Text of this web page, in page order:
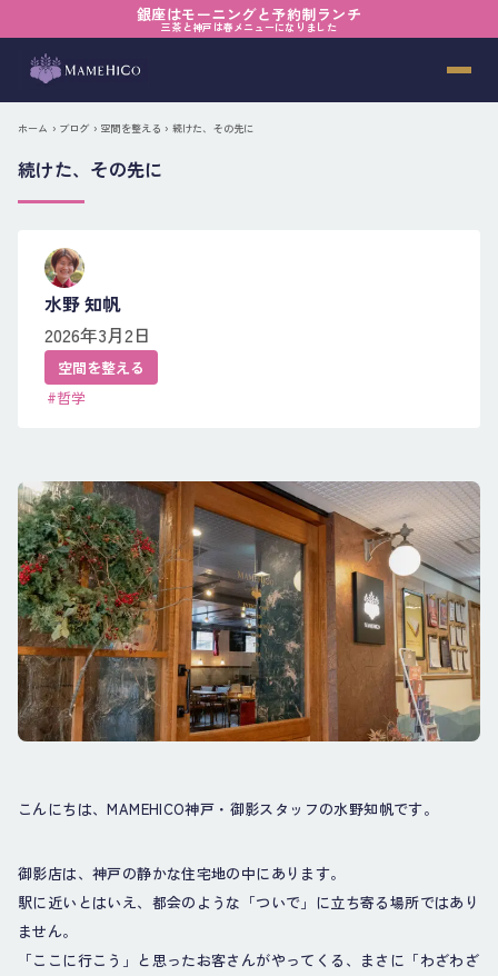
銀座はモーニングと予約制ランチ
三茶と神戸は春メニューになりました
ホーム › ブログ › 空間を整える › 続けた、その先に
続けた、その先に
水野 知帆
2026年3月2日
空間を整える
#哲学
こんにちは、MAMEHICO神戸・御影スタッフの水野知帆です。
御影店は、神戸の静かな住宅地の中にあります。
駅に近いとはいえ、都会のような「ついで」に立ち寄る場所ではあり
ません。
「ここに行こう」と思ったお客さんがやってくる、まさに「わざわざ